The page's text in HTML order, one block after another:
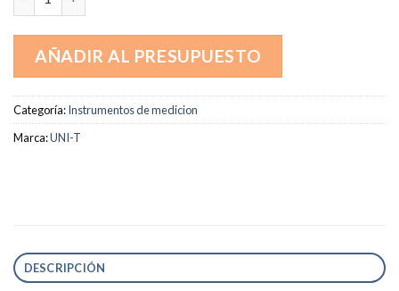
AÑADIR AL PRESUPUESTO
Categoría:Instrumentos de medicion
Marca:UNI-T
DESCRIPCIÓN